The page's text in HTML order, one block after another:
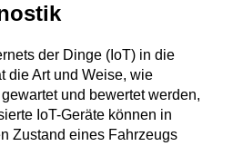
der Dinge (IoT) in die
die Art und Weise, wie
und bewertet werden,
IoT-Geräte können in
Zustand eines Fahrzeugs